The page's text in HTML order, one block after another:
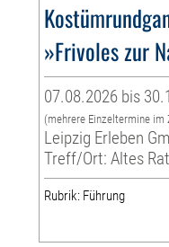
»Frivoles zur
07.08.2026 bis
(mehrere Einzeltermine im
Leipzig Erleben
Treff/Ort: Altes
Rubrik: Führung